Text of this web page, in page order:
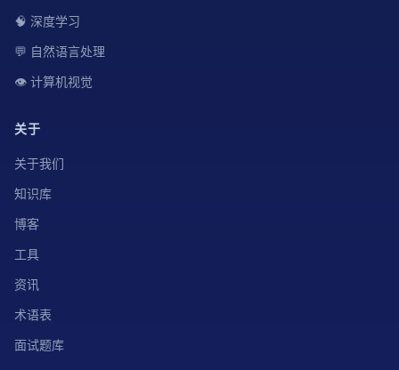
🧠 深度学习
💬 自然语言处理
👁️ 计算机视觉
关于
关于我们
知识库
博客
工具
资讯
术语表
面试题库